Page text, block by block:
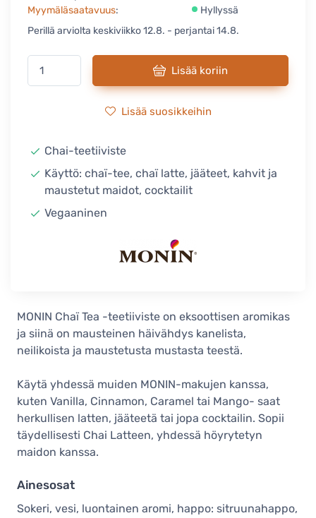
Myymäläsaatavuus:
Hyllyssä
Perillä arviolta keskiviikko 12.8. - perjantai 14.8.
Lisää koriin
Lisää suosikkeihin
Chai-teetiiviste
Käyttö: chaï-tee, chaï latte, jääteet, kahvit ja
maustetut maidot, cocktailit
Vegaaninen
MONIN Chaï Tea -teetiiviste on eksoottisen aromikas
ja siinä on mausteinen häivähdys kanelista,
neilikoista ja maustetusta mustasta teestä.
Käytä yhdessä muiden MONIN-makujen kanssa,
kuten Vanilla, Cinnamon, Caramel tai Mango- saat
herkullisen latten, jääteetä tai jopa cocktailin. Sopii
täydellisesti Chai Latteen, yhdessä höyrytetyn
maidon kanssa.
Ainesosat
Sokeri, vesi, luontainen aromi, happo: sitruunahappo,